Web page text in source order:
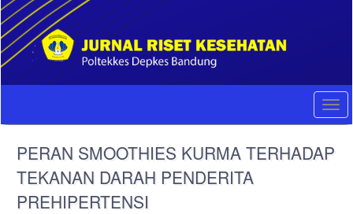
Quick
jump
to
page
content
Main
Sidebar
PERAN SMOOTHIES KURMA TERHADAP
TEKANAN DARAH PENDERITA
PREHIPERTENSI